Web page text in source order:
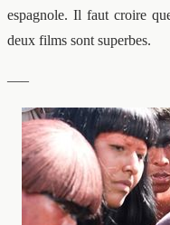
espagnole. Il faut croire
deux films sont superbes.
—–